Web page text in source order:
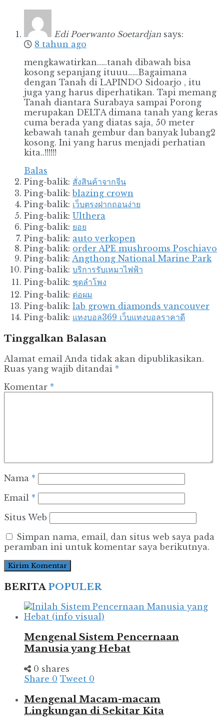
Edi Poerwanto Soetardjan says:
8 tahun ago
mengkawatirkan…..tanah dibawah bisa
kosong sepanjang ituuu…..Bagaimana
dengan Tanah di LAPINDO Sidoarjo , itu
juga yang harus diperhatikan. Tapi memang
Tanah diantara Surabaya sampai Porong
merupakan DELTA dimana tanah yang keras
cuma berada yang diatas saja, 50 meter
kebawah tanah gembur dan banyak lubang2
kosong. Ini yang harus menjadi perhatian
kita..!!!!!!
Balas
Ping-balik: สั่งสินค้าจากจีน
Ping-balik:blazing crown
Ping-balik: เว็บตรงฝากถอนง่าย
Ping-balik: Ulthera
Ping-balik: ยอย
Ping-balik: auto verkopen
Ping-balik: order APE mushrooms Poschiavo
Ping-balik: Angthong National Marine Park
Ping-balik: บริการรับเหมาไฟฟ้า
Ping-balik: ชุดลำโพง
Ping-balik: ต่อผม
Ping-balik: lab grown diamonds vancouver
Ping-balik: แทงบอล369 เว็บแทงบอลราคาดี
Tinggalkan Balasan
Alamat email Anda tidak akan dipublikasikan.
Ruas yang wajib ditandai *
Komentar *
Nama *
Email *
Situs Web
Simpan nama, email, dan situs web saya pada
peramban ini untuk komentar saya berikutnya.
BERITAPOPULER
Mengenal Sistem Pencernaan
Manusia yang Hebat
0 shares
Share 0 Tweet 0
Mengenal Macam-macam
Lingkungan di Sekitar Kita